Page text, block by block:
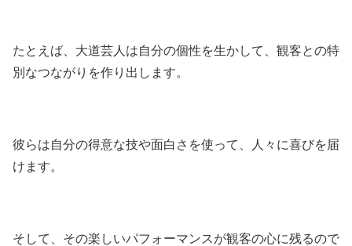
たとえば、大道芸人は自分の個性を生かして、観客との特
別なつながりを作り出します。
彼らは自分の得意な技や面白さを使って、人々に喜びを届
けます。
そして、その楽しいパフォーマンスが観客の心に残るので